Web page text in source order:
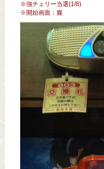
※強チェリー当選(1/8)
※開始画面：朧